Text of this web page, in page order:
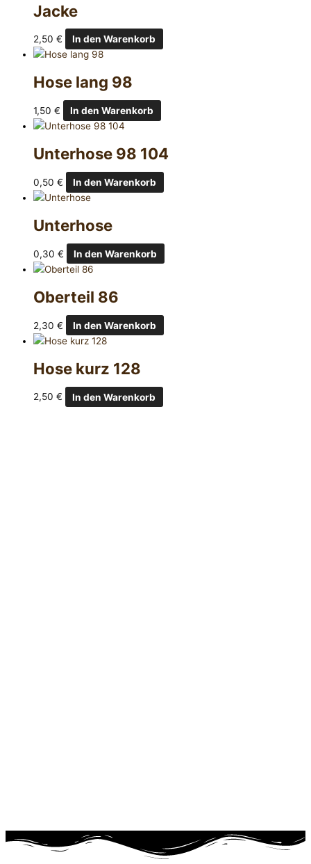
Jacke
2,50 € In den Warenkorb
Hose lang 98
1,50 € In den Warenkorb
Unterhose 98 104
0,50 € In den Warenkorb
Unterhose
0,30 € In den Warenkorb
Oberteil 86
2,30 € In den Warenkorb
Hose kurz 128
2,50 € In den Warenkorb